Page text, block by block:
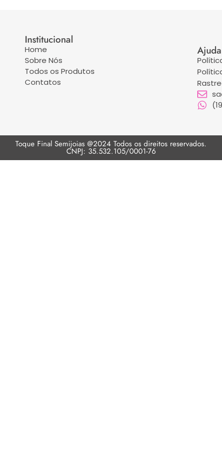
Institucional
Home
Sobre Nós
Todos os Produtos
Contatos
Ajuda
Toque Final Semijoias @2024 Todos os direitos reservados.
CNPJ: 35.532.105/0001-76